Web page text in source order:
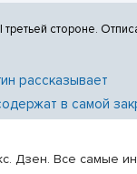
стороне.
рассказывает
в самой
Дзен. Все самые